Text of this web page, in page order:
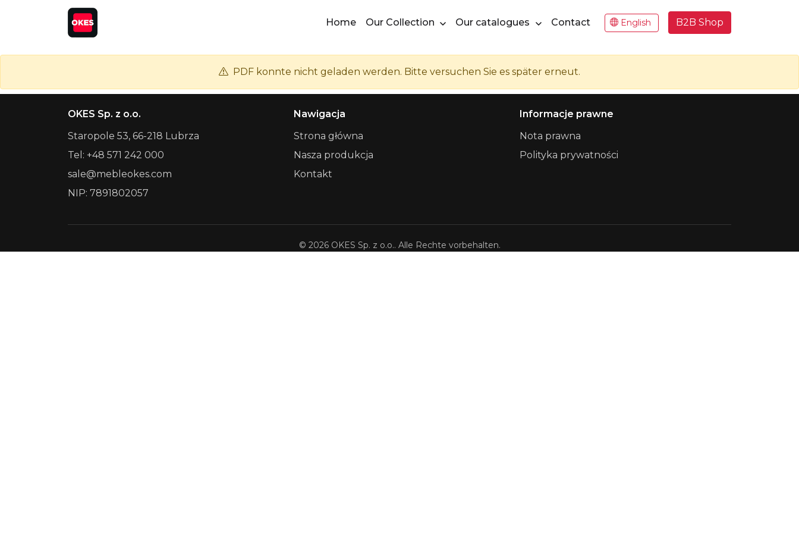
Home Our Collection Our catalogues Contact English B2B Shop
PDF konnte nicht geladen werden. Bitte versuchen Sie es später erneut.
OKES Sp. z o.o.
Staropole 53, 66-218 Lubrza
Tel: +48 571 242 000
sale@mebleokes.com
NIP: 7891802057
Nawigacja
Strona główna
Nasza produkcja
Kontakt
Informacje prawne
Nota prawna
Polityka prywatności
© 2026 OKES Sp. z o.o.. Alle Rechte vorbehalten.